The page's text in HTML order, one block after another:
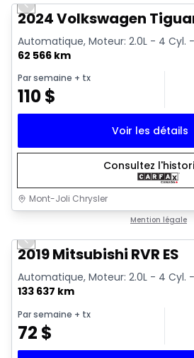
Vidéo disponible
Previous slide
2024 Volkswagen
Automatique, Moteur: 2.0L - 4 Cyl.
62 566 km
Par semaine + tx
110$
Voir les détails
Consultez
Mont-Joli Chrysler
Mention légale
Vidéo disponible
Previous slide
2019 Mitsubishi RVR ES
Automatique, Moteur: 2.0L - 4 Cyl.
133 637 km
Par semaine + tx
72 $